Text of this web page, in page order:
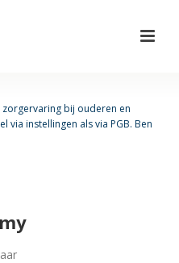
zorgervaring bij ouderen en
via instellingen als via PGB. Ben